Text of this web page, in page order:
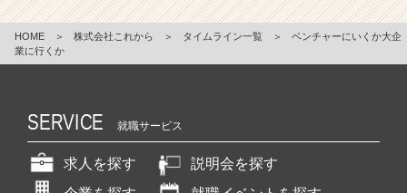
HOME ＞ 株式会社これから ＞ タイムライン一覧 ＞
ベンチャーにいくか大企
業に行くか
SERVICE 就職サービス
求人を探す
説明会を探す